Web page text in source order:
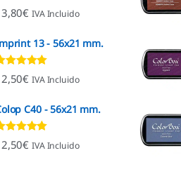
con
de 5
€ IVA Incluido
13 - 56x21 mm.
con
de 5
€ IVA Incluido
C40 - 56x21 mm.
con
de 5
€ IVA Incluido